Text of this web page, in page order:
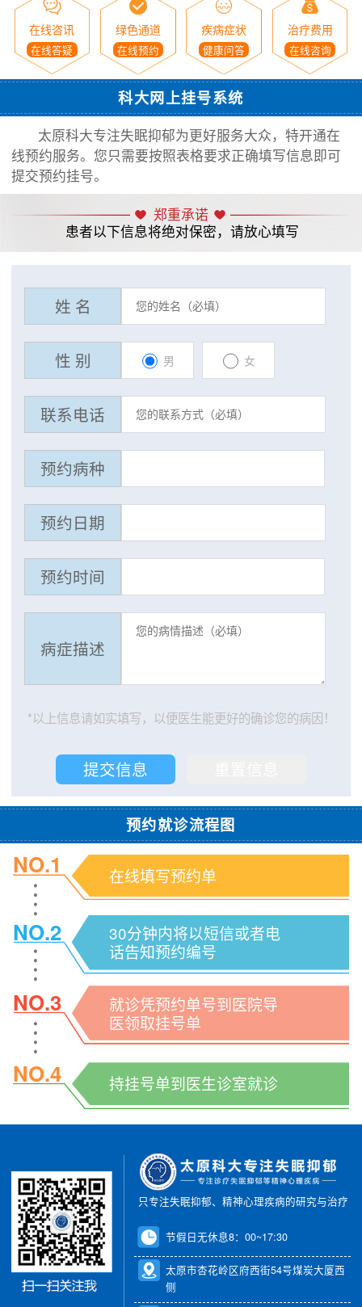
在线咨讯
在线答疑
绿色通道
在线预约
疾病症状
健康问答
治疗费用
在线咨询
科大网上挂号系统
太原科大专注失眠抑郁为更好服务大众，特开通在
线预约服务。您只需要按照表格要求正确填写信息即可
提交预约挂号。
郑重承诺
患者以下信息将绝对保密，请放心填写
姓 名
性 别 男 女
联系电话
预约病种
预约日期
预约时间
病症描述
*以上信息请如实填写，以便医生能更好的确诊您的病因！
预约就诊流程图
NO.1 在线填写预约单
NO.2
30分钟内将以短信或者电
话告知预约编号
NO.3
就诊凭预约单号到医院导
医领取挂号单
NO.4 持挂号单到医生诊室就诊
只专注失眠抑郁、精神心理疾病的研究与治疗
节假日无休息8：00~17:30
太原市杏花岭区府西街54号煤炭大厦西
侧